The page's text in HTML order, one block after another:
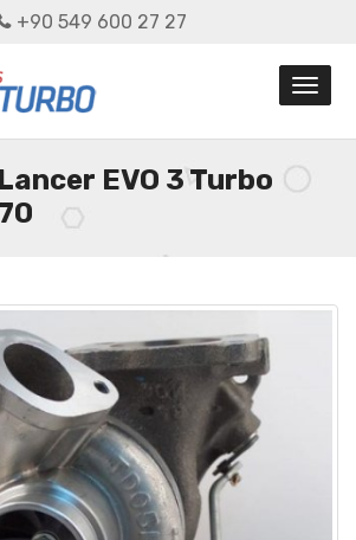
+90 549 600 27 27
EVO 3 Turbo